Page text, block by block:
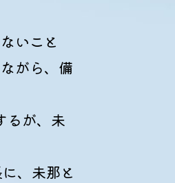
いこと
がら、備
るが、未
、未那と